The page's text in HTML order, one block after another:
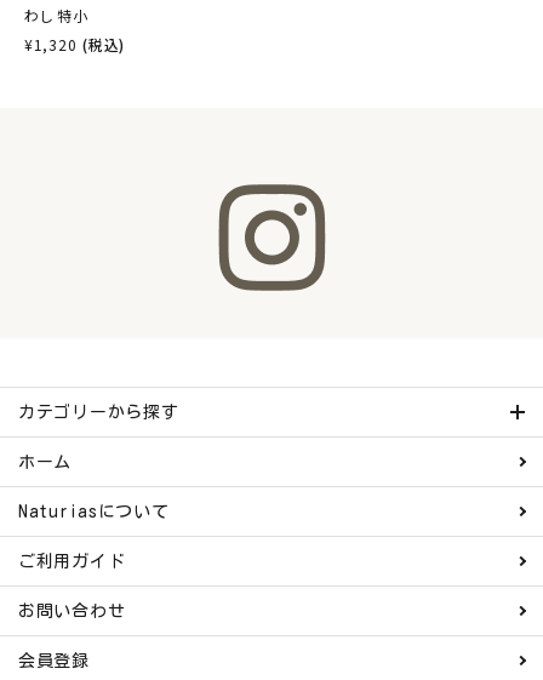
わし 特小
¥1,320 (税込)
カテゴリーから探す
ホーム
Naturiasについて
ご利用ガイド
お問い合わせ
会員登録